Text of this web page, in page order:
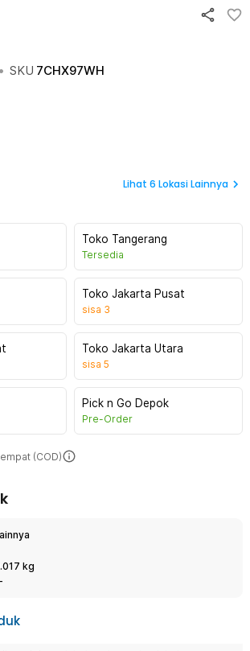
• SKU 7CHX97WH
Lihat 6 Lokasi Lainnya
Toko Tangerang
Tersedia
Toko Jakarta Pusat
sisa 3
Toko Jakarta Utara
sisa 5
Pick n Go Depok
Pre-Order
(COD)
kg